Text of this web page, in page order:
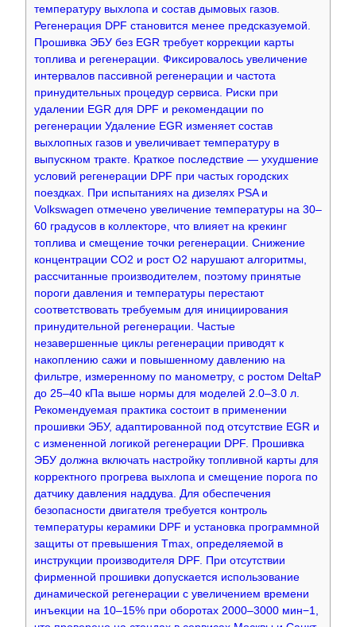
температуру выхлопа и состав дымовых газов.
Регенерация DPF становится менее предсказуемой.
Прошивка ЭБУ без EGR требует коррекции карты
топлива и регенерации. Фиксировалось увеличение
интервалов пассивной регенерации и частота
принудительных процедур сервиса. Риски при
удалении EGR для DPF и рекомендации по
регенерации Удаление EGR изменяет состав
выхлопных газов и увеличивает температуру в
выпускном тракте. Краткое последствие — ухудшение
условий регенерации DPF при частых городских
поездках. При испытаниях на дизелях PSA и
Volkswagen отмечено увеличение температуры на 30–
60 градусов в коллекторе, что влияет на крекинг
топлива и смещение точки регенерации. Снижение
концентрации СО2 и рост O2 нарушают алгоритмы,
рассчитанные производителем, поэтому принятые
пороги давления и температуры перестают
соответствовать требуемым для инициирования
принудительной регенерации. Частые
незавершенные циклы регенерации приводят к
накоплению сажи и повышенному давлению на
фильтре, измеренному по манометру, с ростом DeltaP
до 25–40 кПа выше нормы для моделей 2.0–3.0 л.
Рекомендуемая практика состоит в применении
прошивки ЭБУ, адаптированной под отсутствие EGR и
с измененной логикой регенерации DPF. Прошивка
ЭБУ должна включать настройку топливной карты для
корректного прогрева выхлопа и смещение порога по
датчику давления наддува. Для обеспечения
безопасности двигателя требуется контроль
температуры керамики DPF и установка программной
защиты от превышения Tmax, определяемой в
инструкции производителя DPF. При отсутствии
фирменной прошивки допускается использование
динамической регенерации с увеличением времени
инъекции на 10–15% при оборотах 2000–3000 мин−1,